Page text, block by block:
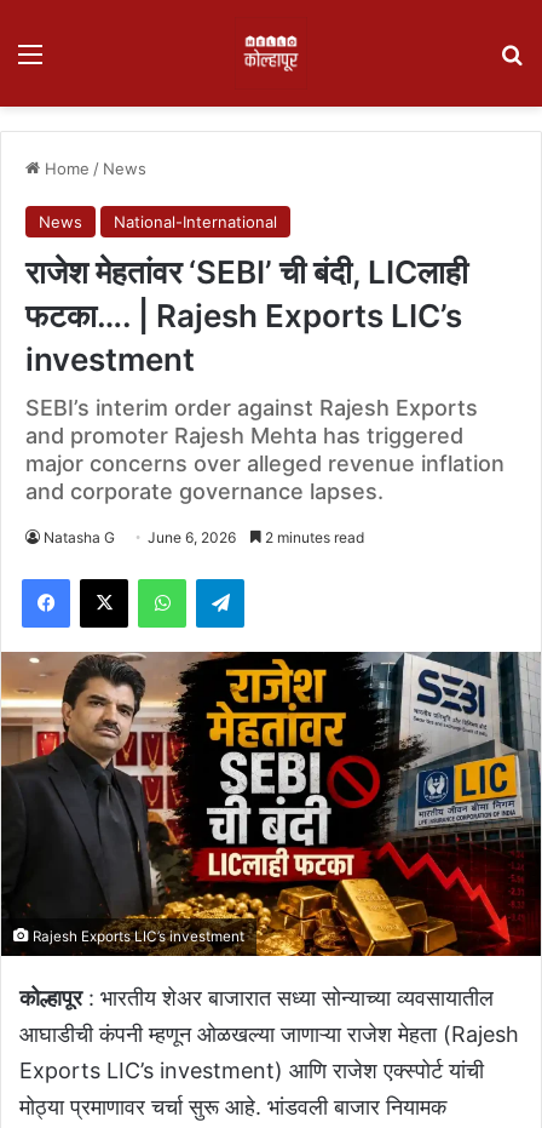
Menu
Home / News
News National-International
राजेश मेहतांवर ‘SEBI’ ची बंदी, LICलाही
फटका…. | Rajesh Exports LIC’s
investment
SEBI’s interim order against Rajesh Exports
and promoter Rajesh Mehta has triggered
major concerns over alleged revenue inflation
and corporate governance lapses.
Natasha G June 6, 2026 2 minutes read
Facebook
X WhatsAppTelegram
Rajesh Exports LIC’s investment
कोल्हापूर: भारतीय शेअर बाजारात सध्या सोन्याच्या व्यवसायातील
आघाडीची कंपनी म्हणून ओळखल्या जाणाऱ्या राजेश मेहता (Rajesh
Exports LIC’s investment) आणि राजेश एक्स्पोर्ट यांची
मोठ्या प्रमाणावर चर्चा सुरू आहे. भांडवली बाजार नियामक